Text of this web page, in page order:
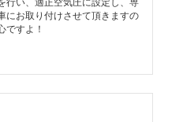
行い、適正空気圧に設定し、専
にお取り付けさせて頂きますの
ですよ！